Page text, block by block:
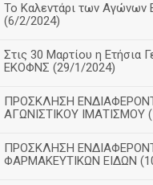
Το Καλεντάρι των Αγώνων
(6/2/2024)
Στις 30 Μαρτίου η Ετήσια
ΕΚΟΦΝΣ (29/1/2024)
ΠΡΟΣΚΛΗΣΗ
ΑΓΩΝΙΣΤΙΚΟΥ ΙΜΑΤΙΣΜΟΥ
ΠΡΟΣΚΛΗΣΗ
ΦΑΡΜΑΚΕΥΤΙΚΩΝ ΕΙΔΩΝ